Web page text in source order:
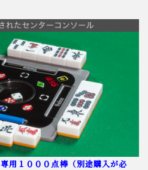
専用１０００点棒（別途購入が必